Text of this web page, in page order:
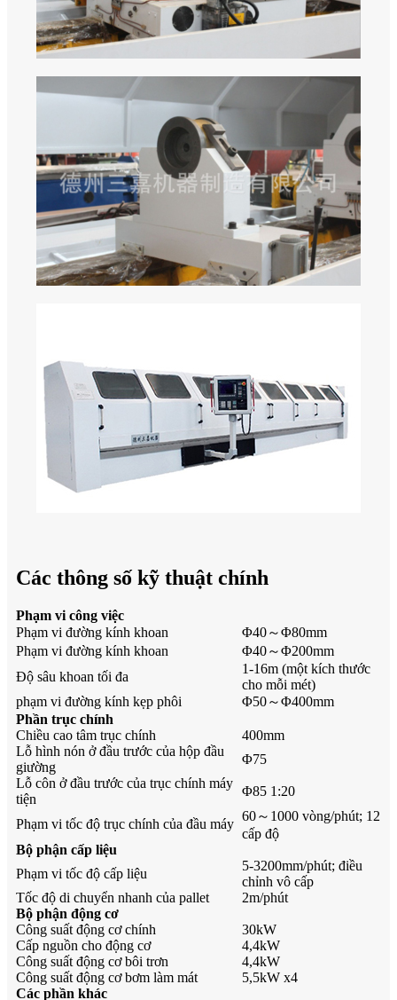
Các thông số kỹ thuật chính
Phạm vi công việc
Phạm vi đường kính khoan
Φ40～Φ80mm
Phạm vi đường kính khoan
Φ40～Φ200mm
Độ sâu khoan tối đa
1-16m (một kích thước
cho mỗi mét)
phạm vi đường kính kẹp phôi
Φ50～Φ400mm
Phần trục chính
Chiều cao tâm trục chính
400mm
Lỗ hình nón ở đầu trước của hộp đầu
giường
Φ75
Lỗ côn ở đầu trước của trục chính máy
tiện
Φ85 1:20
Phạm vi tốc độ trục chính của đầu máy
60～1000 vòng/phút; 12
cấp độ
Bộ phận cấp liệu
Phạm vi tốc độ cấp liệu
5-3200mm/phút; điều
chỉnh vô cấp
Tốc độ di chuyển nhanh của pallet
2m/phút
Bộ phận động cơ
Công suất động cơ chính
30kW
Cấp nguồn cho động cơ
4,4kW
Công suất động cơ bôi trơn
4,4kW
Công suất động cơ bơm làm mát
5,5kW x4
Các phần khác